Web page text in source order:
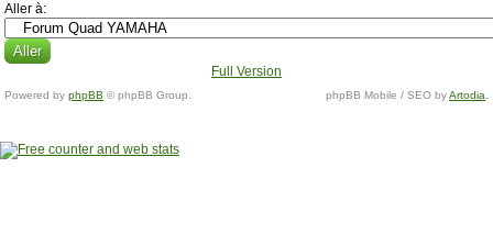
Aller à:
Full Version
Powered by phpBB © phpBB Group. phpBB Mobile / SEO byArtodia